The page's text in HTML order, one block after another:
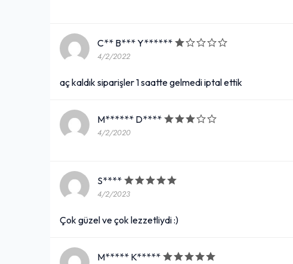
C** B*** Y******
4/2/2022
aç kaldık siparişler 1 saatte gelmedi iptal ettik
M****** D****
4/2/2020
S****
4/2/2023
Çok güzel ve çok lezzetliydi :)
M***** K*****